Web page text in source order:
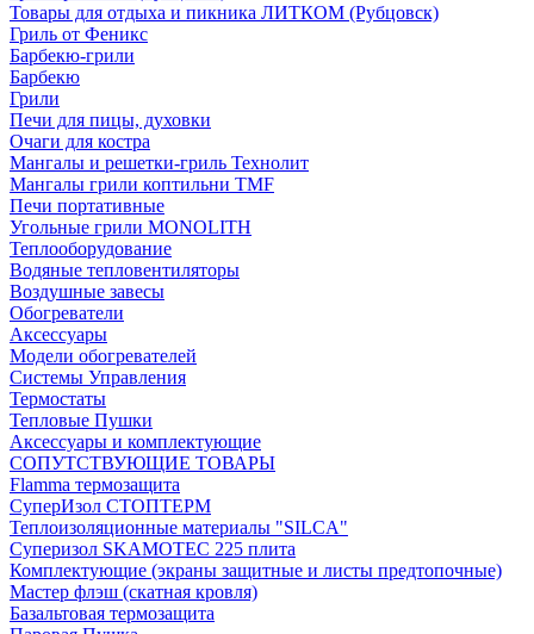
Товары для отдыха и пикника ЛИТКОМ (Рубцовск)
Гриль от Феникс
Барбекю-грили
Барбекю
Грили
Печи для пицы, духовки
Очаги для костра
Мангалы и решетки-гриль Технолит
Мангалы грили коптильни TMF
Печи портативные
Угольные грили MONOLITH
Теплооборудование
Водяные тепловентиляторы
Воздушные завесы
Обогреватели
Аксессуары
Модели обогревателей
Системы Управления
Термостаты
Тепловые Пушки
Аксессуары и комплектующие
СОПУТСТВУЮЩИЕ ТОВАРЫ
Flamma термозащита
СуперИзол СТОПТЕРМ
Теплоизоляционные материалы "SILCA"
Суперизол SKAMOTEC 225 плита
Комплектующие (экраны защитные и листы предтопочные)
Мастер флэш (скатная кровля)
Базальтовая термозащита